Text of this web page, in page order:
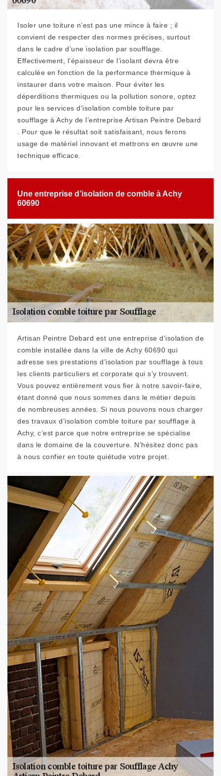
Isoler une toiture n’est pas une mince à faire ; il
convient de respecter des normes précises, surtout
dans le cadre d’une isolation par soufflage.
Effectivement, l’épaisseur de l’isolant devra être
calculée en fonction de la performance thermique à
instaurer dans votre maison. Pour éviter les
déperditions thermiques ou la pollution sonore, optez
pour les services d’isolation comble toiture par
soufflage à Achy de l’entreprise Artisan Peintre Debard
. Pour que le résultat soit satisfaisant, nous ferons
usage de matériel innovant et mettrons en œuvre une
technique efficace.
Une entreprise d’isolation de comble à Achy
60690
Artisan Peintre Debard est une entreprise d’isolation de
comble installée dans la ville de Achy 60690 qui
adresse ses prestations d’isolation par soufflage à tous
les clients particuliers et corporate qui s’y trouvent.
Vous pouvez entièrement vous fier à notre savoir-faire,
étant donné que nous sommes dans le métier depuis
de nombreuses années. Si nous pouvons nous charger
des travaux d’isolation comble toiture par soufflage à
Achy, c’est parce que notre entreprise se spécialise
dans le domaine de la couverture. N’hésitez donc pas
à nous confier en toute quiétude votre projet.